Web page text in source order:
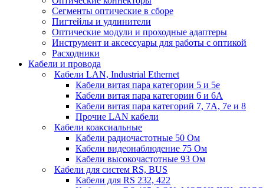
Сегменты оптические в сборе
Пигтейлы и удлинители
Оптические модули и проходные адаптеры
Инструмент и аксессуары для работы с оптикой
Расходники
Кабели и провода
Кабели LAN, Industrial Ethernet
Кабели витая пара категории 5 и 5е
Кабели витая пара категории 6 и 6A
Кабели витая пара категорий 7, 7А, 7е и 8
Прочие LAN кабели
Кабели коаксиальные
Кабели радиочастотные 50 Ом
Кабели видеонаблюдение 75 Ом
Кабели высокочастотные 93 Ом
Кабели для систем RS, BUS
Кабели для RS 232, 422